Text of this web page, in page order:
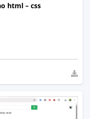
html – css